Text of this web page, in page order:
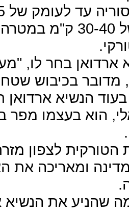
פלישה לעומק של
בחר לו,
מדובר בכיבוש
בעוד הנשיא
הוא בעצמו
לצפון
ומאריכה את
שהניע את הנשיא